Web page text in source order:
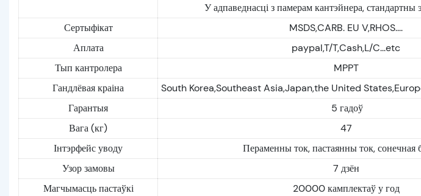
У адпаведнасці з памерам кантэйнера, стандартны
Сертыфікат
MSDS,CARB. EU V,RHOS....
Аплата
paypal,T/T,Cash,L/C...etc
Тып кантролера
MPPT
Гандлёвая краіна
South Korea,Southeast Asia,Japan,the United
Гарантыя
5 гадоў
Вага (кг)
47
Інтэрфейс уводу
Пераменны ток, пастаянны ток, сонечная
Узор замовы
7 дзён
Магчымасць пастаўкі
20000 камплектаў у год